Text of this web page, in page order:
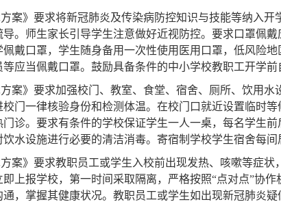
方案》要求将新冠肺炎及传染病防控知识与技能等纳入
导。师生家长引导学生注意做好近视防控。要求口罩佩
佩戴口罩，学生随身备用一次性使用医用口罩，低风险
等应当佩戴口罩。鼓励具备条件的中小学校教职工开学前
方案》要求加强校门、教室、食堂、宿舍、厕所、饮用
校门一律核验身份和检测体温。在校门口就近设置临时
门诊。要求有条件的学校保证学生一人一桌，每名学生
水设施进行必要的清洁消毒。寄宿制学校学生宿舍每间
方案》要求教职员工或学生入校前出现发热、咳嗽等症
即上报学校，第一时间采取隔离，严格按照“点对点”协
通，掌握其健康状况。教职员工或学生如出现新冠肺炎